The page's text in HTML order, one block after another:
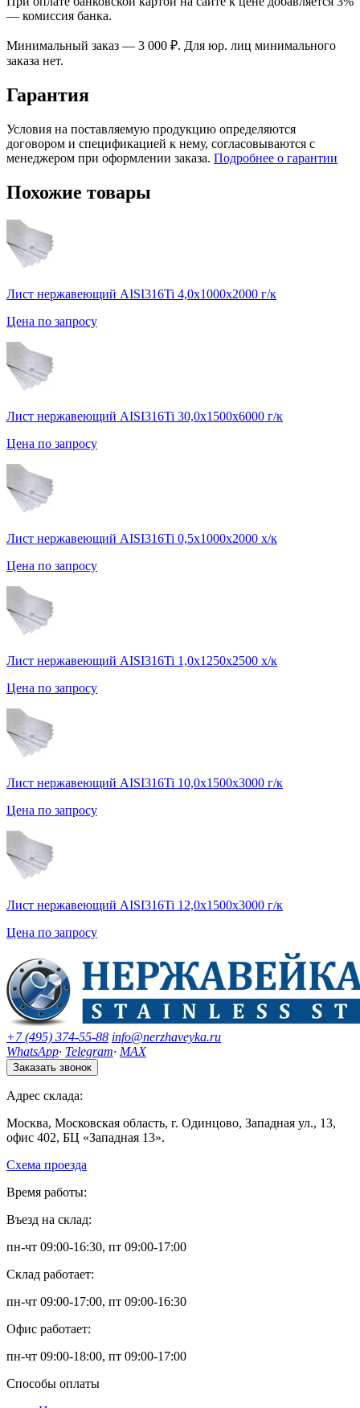
— комиссия банка.
Минимальный заказ — 3 000 ₽. Для юр. лиц минимального
заказа нет.
Гарантия
Условия на поставляемую продукцию определяются
договором и спецификацией к нему, согласовываются с
менеджером при оформлении заказа. Подробнее о гарантии
Похожие товары
Лист нержавеющий AISI316Ti 4,0х1000х2000 г/к
Цена по запросу
Лист нержавеющий AISI316Ti 30,0х1500х6000 г/к
Цена по запросу
Лист нержавеющий AISI316Ti 0,5х1000х2000 х/к
Цена по запросу
Лист нержавеющий AISI316Ti 1,0х1250х2500 х/к
Цена по запросу
Лист нержавеющий AISI316Ti 10,0х1500х3000 г/к
Цена по запросу
Лист нержавеющий AISI316Ti 12,0х1500х3000 г/к
Цена по запросу
+7 (495) 374-55-88 info@nerzhaveyka.ru
WhatsApp· Telegram· MAX
Заказать звонок
Адрес склада:
Москва, Московская область, г. Одинцово, Западная ул., 13,
офис 402, БЦ «Западная 13».
Схема проезда
Время работы:
Въезд на склад:
пн-чт 09:00-16:30, пт 09:00-17:00
Склад работает:
пн-чт 09:00-17:00, пт 09:00-16:30
Офис работает:
пн-чт 09:00-18:00, пт 09:00-17:00
Способы оплаты